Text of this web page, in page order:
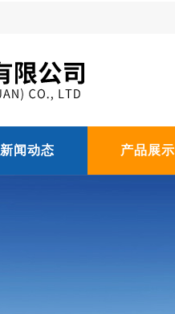
新闻动态 产品展示